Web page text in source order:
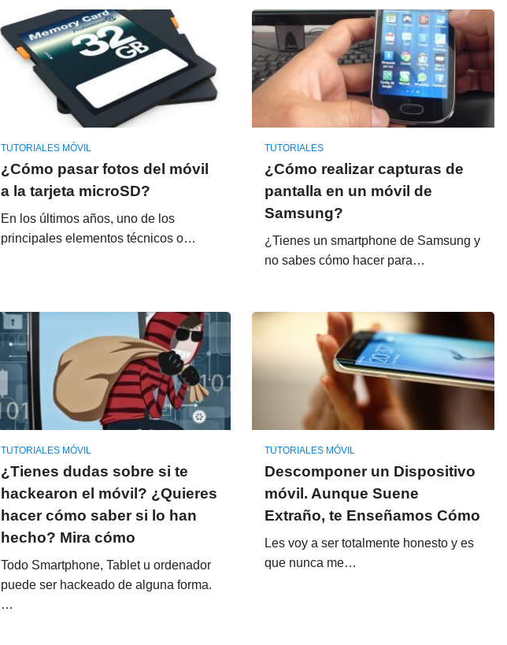
TUTORIALES MÓVIL
¿Cómo pasar fotos del móvil
a la tarjeta microSD?
En los últimos años, uno de los
principales elementos técnicos o…
TUTORIALES
¿Cómo realizar capturas de
pantalla en un móvil de
Samsung?
¿Tienes un smartphone de Samsung y
no sabes cómo hacer para…
TUTORIALES MÓVIL
¿Tienes dudas sobre si te
hackearon el móvil? ¿Quieres
hacer cómo saber si lo han
hecho? Mira cómo
Todo Smartphone, Tablet u ordenador
puede ser hackeado de alguna forma.
…
TUTORIALES MÓVIL
Descomponer un Dispositivo
móvil. Aunque Suene
Extraño, te Enseñamos Cómo
Les voy a ser totalmente honesto y es
que nunca me…